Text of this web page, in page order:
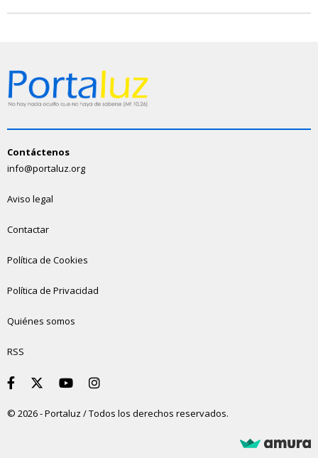
Contáctenos
info@portaluz.org
Aviso legal
Contactar
Política de Cookies
Política de Privacidad
Quiénes somos
RSS
© 2026 - Portaluz / Todos los derechos reservados.